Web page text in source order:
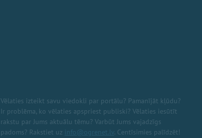
Vēlaties izteikt savu viedokli par portālu? Pamanījāt kļūdu?
Ir problēma, ko vēlaties apspriest publiski? Vēlaties iesūtīt
rakstu par Jums aktuālu tēmu? Varbūt Jums vajadzīgs
padoms? Rakstiet uz info@ogrenet.lv. Centīsimies palīdzēt!